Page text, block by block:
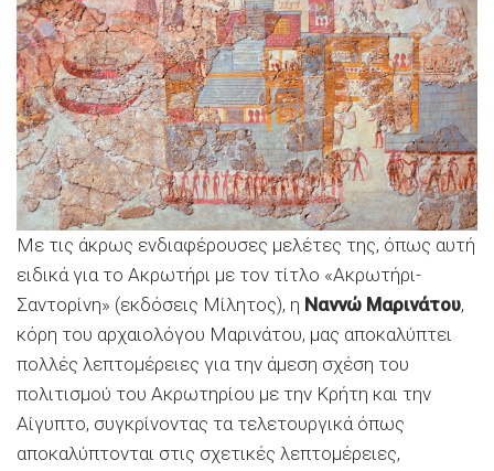
Με τις άκρως ενδιαφέρουσες μελέτες της, όπως αυτή
ειδικά για το Ακρωτήρι με τον τίτλο «Ακρωτήρι-
Σαντορίνη» (εκδόσεις Μίλητος), η Ναννώ Μαρινάτου,
κόρη του αρχαιολόγου Μαρινάτου, μας αποκαλύπτει
πολλές λεπτομέρειες για την άμεση σχέση του
πολιτισμού του Ακρωτηρίου με την Κρήτη και την
Αίγυπτο, συγκρίνοντας τα τελετουργικά όπως
αποκαλύπτονται στις σχετικές λεπτομέρειες,